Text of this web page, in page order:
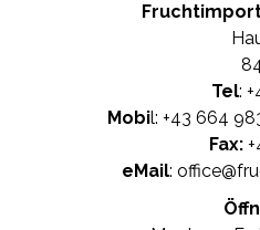
Tel: +
Mobil: +43 664
Fax:
eMail: